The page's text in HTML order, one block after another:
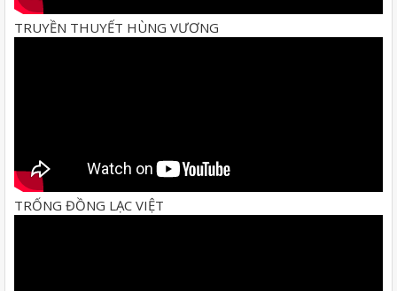
TRUYỀN THUYẾT HÙNG VƯƠNG
TRỐNG ĐỒNG LẠC VIỆT